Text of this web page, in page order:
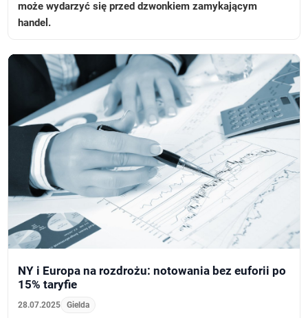
może wydarzyć się przed dzwonkiem zamykającym
handel.
NY i Europa na rozdrożu: notowania bez euforii po
15% taryfie
28.07.2025 Gielda